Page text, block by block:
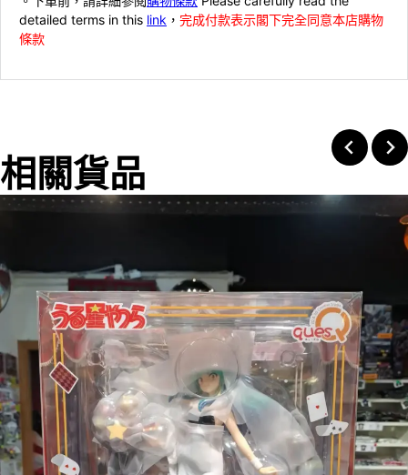
detailed terms in this link ， 完成付款表示閣下完全同意本店購物
條款
相關貨品